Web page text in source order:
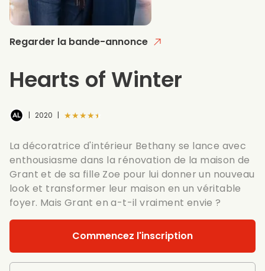
Regarder la bande-annonce
Hearts of Winter
| 2020 | ★★★★★
La décoratrice d'intérieur Bethany se lance avec
enthousiasme dans la rénovation de la maison de
Grant et de sa fille Zoe pour lui donner un nouveau
look et transformer leur maison en un véritable
foyer. Mais Grant en a-t-il vraiment envie ?
Commencez l'inscription